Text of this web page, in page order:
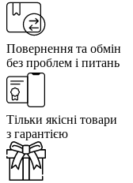
Повернення та обмін
без проблем і питань
Тільки якісні товари
з гарантією